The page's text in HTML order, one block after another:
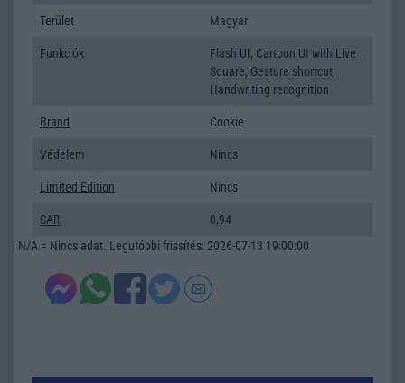
Terület Magyar
Funkciók
Flash UI, Cartoon UI with Live
Square, Gesture shortcut,
Handwriting recognition
Brand Cookie
Védelem Nincs
Limited Edition Nincs
SAR
0,94
N/A = Nincs adat. Legutóbbi frissítés: 2026-07-13 19:00:00